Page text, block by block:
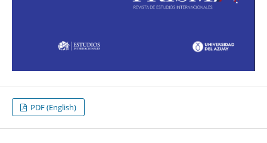
PDF (English)